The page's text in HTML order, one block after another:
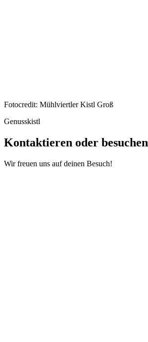
Fotocredit: Mühlviertler Kistl Groß
Genusskistl
Kontaktieren oder besuchen
Wir freuen uns auf deinen Besuch!